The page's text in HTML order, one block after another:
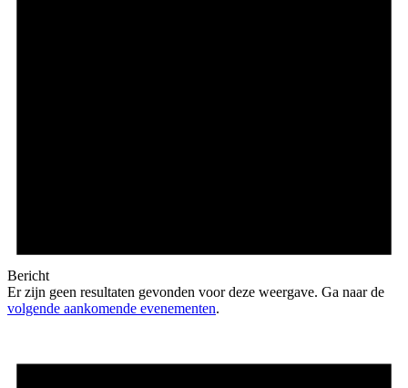
Bericht
Er zijn geen resultaten gevonden voor deze weergave. Ga naar de
volgende aankomende evenementen.